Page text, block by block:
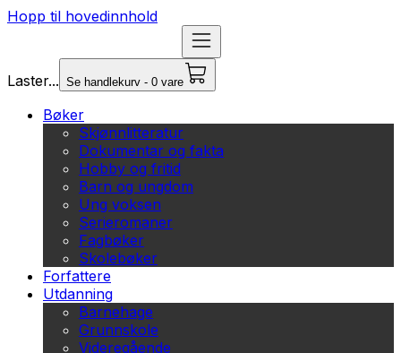
Hopp til hovedinnhold
Laster... Se handlekurv - 0 vare
Bøker
Skjønnlitteratur
Dokumentar og fakta
Hobby og fritid
Barn og ungdom
Ung voksen
Serieromaner
Fagbøker
Skolebøker
Forfattere
Utdanning
Barnehage
Grunnskole
Videregående